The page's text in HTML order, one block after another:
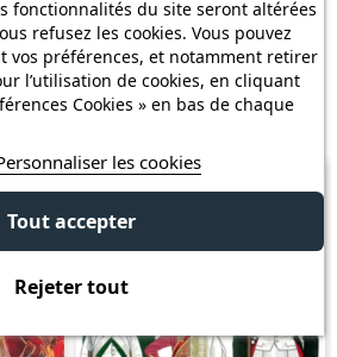
acheté ce produit ont
:
fonctionnalités du site seront altérées
refusez les cookies. Vous pouvez
vos préférences, et notamment retirer
l’utilisation de cookies, en cliquant
Cookies » en bas de chaque
les cookies
Rejeter tout
Tout accepter